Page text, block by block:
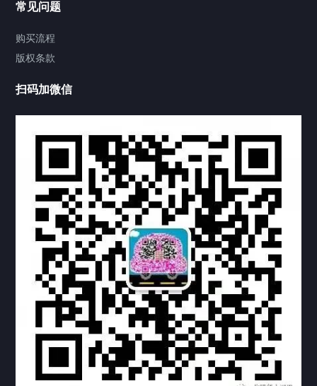
视频中心
热门标签 TAG
机构链接
联系方式 关于我们
下载与支持
资料下载 视频中心
常见问题
购买流程 版权条款
常见问题
购买流程
版权条款
扫码加微信